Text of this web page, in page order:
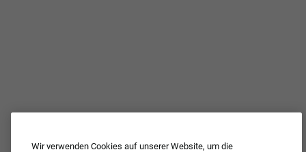
Wir verwenden Cookies auf unserer Website, um die